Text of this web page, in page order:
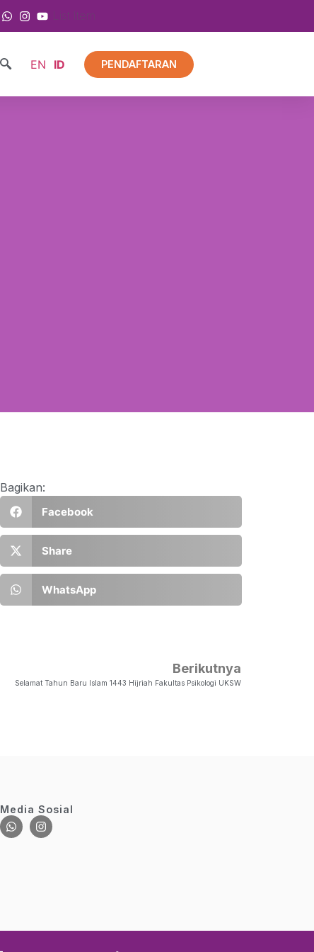
List Item
EN ID PENDAFTARAN
Bagikan:
Facebook
Share
WhatsApp
Berikutnya
Selamat Tahun Baru Islam 1443 Hijriah Fakultas Psikologi UKSW
Media Sosial